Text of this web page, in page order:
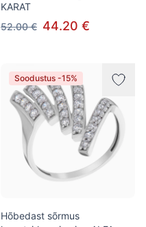
KARAT
52.00 € 44.20 €
Soodustus -15%
Hõbedast sõrmus